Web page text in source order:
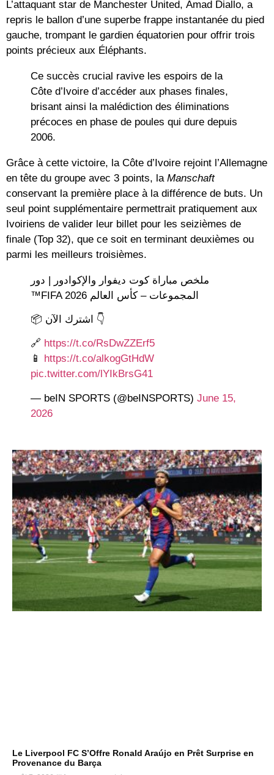
L’attaquant star de Manchester United, Amad Diallo, a
repris le ballon d’une superbe frappe instantanée du pied
gauche, trompant le gardien équatorien pour offrir trois
points précieux aux Éléphants.
Ce succès crucial ravive les espoirs de la
Côte d’Ivoire d’accéder aux phases finales,
brisant ainsi la malédiction des éliminations
précoces en phase de poules qui dure depuis
2006.
Grâce à cette victoire, la Côte d’Ivoire rejoint l’Allemagne
en tête du groupe avec 3 points, la Manschaft
conservant la première place à la différence de buts. Un
seul point supplémentaire permettrait pratiquement aux
Ivoiriens de valider leur billet pour les seizièmes de
finale (Top 32), que ce soit en terminant deuxièmes ou
parmi les meilleurs troisièmes.
ملخص مباراة كوت ديفوار والإكوادور | دور
المجموعات – كأس العالم FIFA 2026™
📦 اشترك الآن 👇
🔗 https://t.co/RsDwZZErf5
📱
https://t.co/alkogGtHdW
pic.twitter.com/lYIkBrsG41
— beIN SPORTS (@beINSPORTS) June 15,
2026
Le Liverpool FC S’Offre Ronald Araújo en Prêt Surprise en
Provenance du Barça